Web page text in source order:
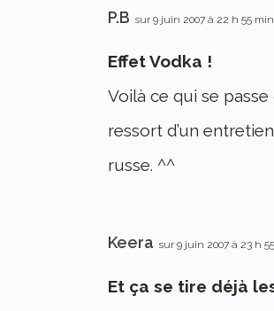
P.B sur 9 juin 2007 à 22 h 55 min
Effet Vodka !
Voilà ce qui se
ressort d’un
russe. ^^
Keera sur 9 juin 2007 à 23 h
Et ça se tire déjà